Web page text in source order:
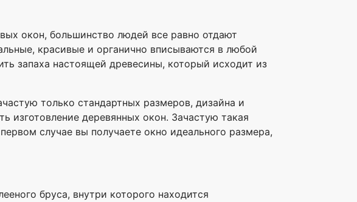
окон, большинство людей все равно отдают
красивые и органично вписываются в любой
запаха настоящей древесины, который исходит из
только стандартных размеров, дизайна и
изготовление деревянных окон. Зачастую такая
случае вы получаете окно идеального размера,
бруса, внутри которого находится